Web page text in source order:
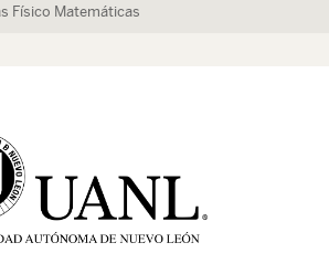
Físico Matemáticas